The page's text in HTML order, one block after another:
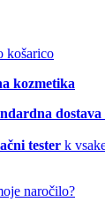
košarico
kozmetika
tester k
naročilo?